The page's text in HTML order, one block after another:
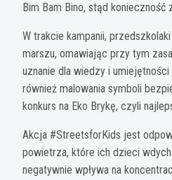
Bim Bam Bino, stąd
W trakcie kampanii,
marszu, omawiając przy tym
uznanie dla wiedzy i
również malowania symboli
konkurs na Eko Brykę, czyli
Akcja #StreetsforKids jest
powietrza, które ich dzieci
negatywnie wpływa na